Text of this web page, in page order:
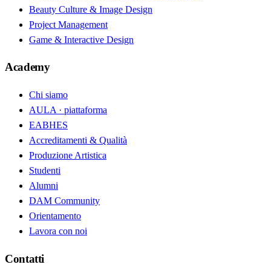
Beauty Culture & Image Design
Project Management
Game & Interactive Design
Academy
Chi siamo
AULA · piattaforma
EABHES
Accreditamenti & Qualità
Produzione Artistica
Studenti
Alumni
DAM Community
Orientamento
Lavora con noi
Contatti